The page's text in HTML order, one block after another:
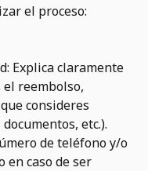
el proceso:
Explica claramente
reembolso,
consideres
etc.).
de teléfono y/o
en caso de ser